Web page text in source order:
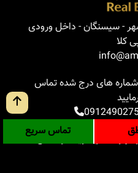
- سیسنگان - داخل ورودی
کلا
شماره های درج شده تماس
خرید ویلا در شمال
تماس سریع